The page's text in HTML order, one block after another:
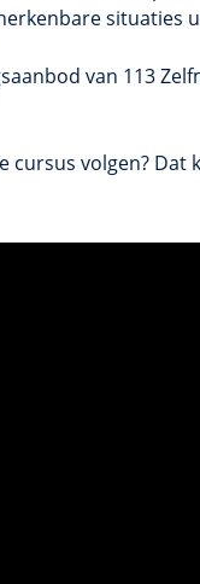
situaties
van 113
cursus volgen? Dat